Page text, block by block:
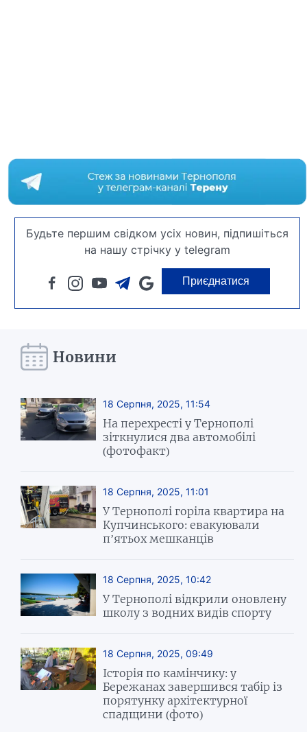
Будьте першим свідком усіх новин, підпишіться
на нашу стрічку у telegram
Приєднатися
Новини
18 Серпня, 2025, 11:54
На перехресті у Тернополі
зіткнулися два автомобілі
(фотофакт)
18 Серпня, 2025, 11:01
У Тернополі горіла квартира на
Купчинського: евакуювали
п’ятьох мешканців
18 Серпня, 2025, 10:42
У Тернополі відкрили оновлену
школу з водних видів спорту
18 Серпня, 2025, 09:49
Історія по камінчику: у
Бережанах завершився табір із
порятунку архітектурної
спадщини (фото)